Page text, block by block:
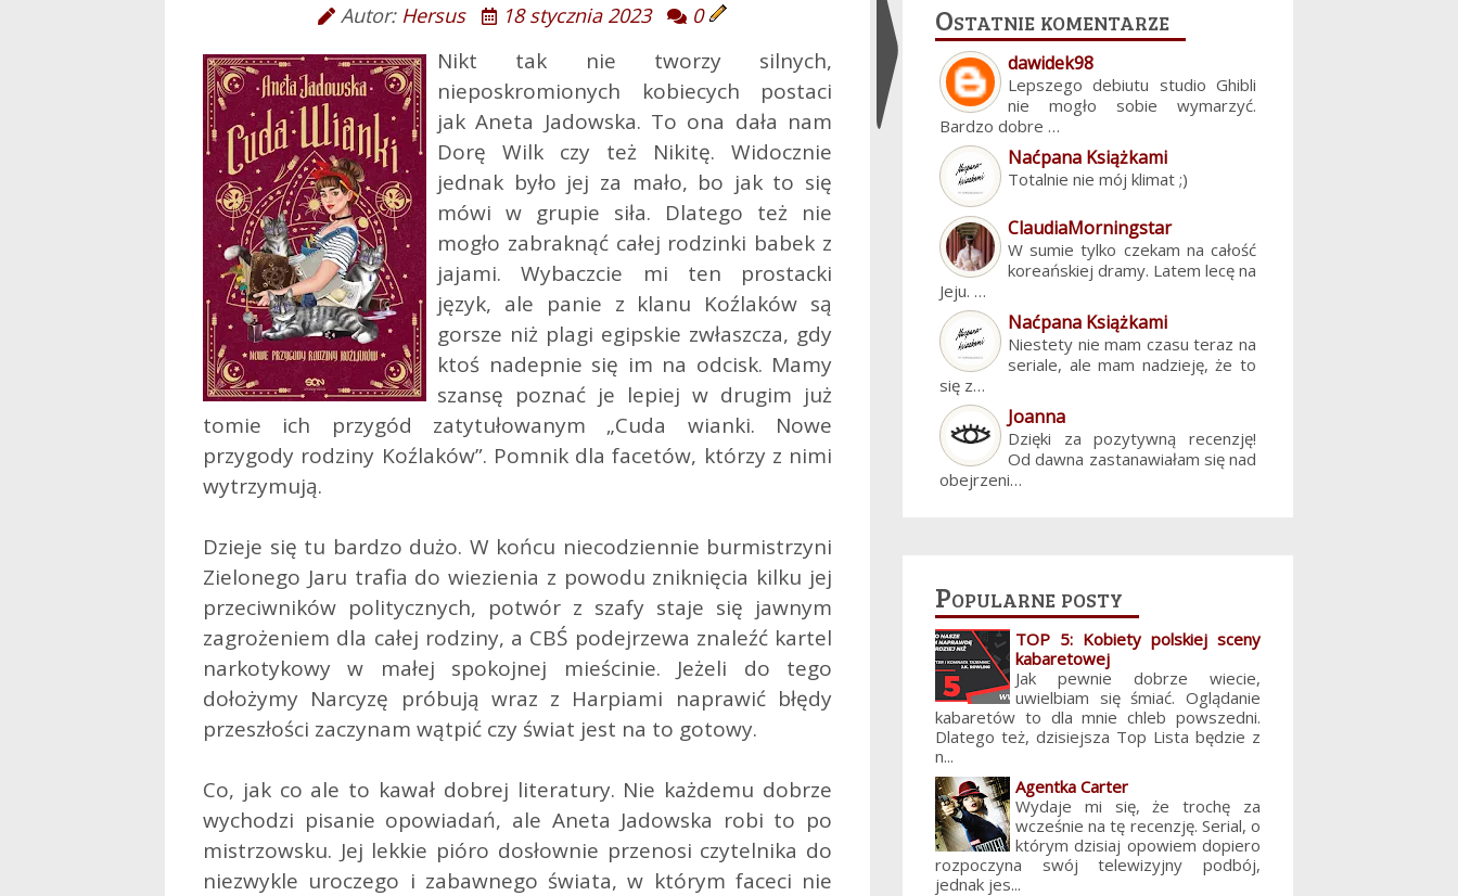
Autor: Hersus 18 stycznia 2023 0
Nikt tak nie tworzy silnych,
nieposkromionych kobiecych postaci
jak Aneta Jadowska. To ona dała nam
Dorę Wilk czy też Nikitę. Widocznie
jednak było jej za mało, bo jak to się
mówi w grupie siła. Dlatego też nie
mogło zabraknąć całej rodzinki babek z
jajami. Wybaczcie mi ten prostacki
język, ale panie z klanu Koźlaków są
gorsze niż plagi egipskie zwłaszcza, gdy
ktoś nadepnie się im na odcisk. Mamy
szansę poznać je lepiej w drugim już
tomie ich przygód zatytułowanym „Cuda wianki. Nowe
przygody rodziny Koźlaków”. Pomnik dla facetów, którzy z nimi
wytrzymują.
Dzieje się tu bardzo dużo. W końcu niecodziennie burmistrzyni
Zielonego Jaru trafia do wiezienia z powodu zniknięcia kilku jej
przeciwników politycznych, potwór z szafy staje się jawnym
zagrożeniem dla całej rodziny, a CBŚ podejrzewa znaleźć kartel
narkotykowy w małej spokojnej mieścinie. Jeżeli do tego
dołożymy Narcyzę próbują wraz z Harpiami naprawić błędy
przeszłości zaczynam wątpić czy świat jest na to gotowy.
Co, jak co ale to kawał dobrej literatury. Nie każdemu dobrze
wychodzi pisanie opowiadań, ale Aneta Jadowska robi to po
mistrzowsku. Jej lekkie pióro dosłownie przenosi czytelnika do
niezwykle uroczego i zabawnego świata, w którym faceci nie
Ukryj
Ostatnie komentarze
dawidek98
Lepszego debiutu studio Ghibli
nie mogło sobie wymarzyć.
Bardzo dobre …
Naćpana Książkami
Totalnie nie mój klimat ;)
ClaudiaMorningstar
W sumie tylko czekam na całość
koreańskiej dramy. Latem lecę na
Jeju. …
Naćpana Książkami
Niestety nie mam czasu teraz na
seriale, ale mam nadzieję, że to
się z…
Joanna
Dzięki za pozytywną recenzję!
Od dawna zastanawiałam się nad
obejrzeni…
Popularne posty
TOP 5: Kobiety polskiej sceny
kabaretowej
Jak pewnie dobrze wiecie,
uwielbiam się śmiać. Oglądanie
kabaretów to dla mnie chleb powszedni.
Dlatego też, dzisiejsza Top Lista będzie z
n...
Agentka Carter
Wydaje mi się, że trochę za
wcześnie na tę recenzję. Serial, o
którym dzisiaj opowiem dopiero
rozpoczyna swój telewizyjny podbój,
jednak jes...